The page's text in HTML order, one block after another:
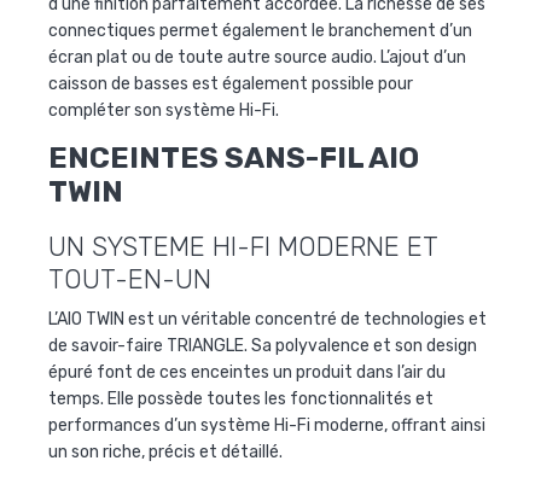
d’une finition parfaitement accordée. La richesse de ses
connectiques permet également le branchement d’un
écran plat ou de toute autre source audio. L’ajout d’un
caisson de basses est également possible pour
compléter son système Hi-Fi.
ENCEINTES SANS-FIL AIO
TWIN
UN SYSTEME HI-FI MODERNE ET
TOUT-EN-UN
L’AIO TWIN est un véritable concentré de technologies et
de savoir-faire TRIANGLE. Sa polyvalence et son design
épuré font de ces enceintes un produit dans l’air du
temps. Elle possède toutes les fonctionnalités et
performances d’un système Hi-Fi moderne, offrant ainsi
un son riche, précis et détaillé.